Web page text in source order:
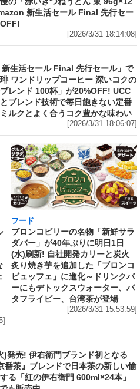
新生活セール Final 先行セー
[2026/3/31 18:14:08]
新生活セール Final 先行セール」で
琲 ワンドリップコーヒー 深いコクの
レンド 100杯」が20%OFF! UCC
ブレンド技術で毎日飽きない定番
ルクとよく合うコク豊かな味わい
[2026/3/31 18:06:07]
フード
ブロンコビリーの名物「新鮮サラ
ダバー」が40年ぶりに明日1日
(水)刷新! 自社開発カリーと炭火
炙り焼き芋を追加した「ブロンコ
ビュッフェ」に進化～ドリンクバ
ーにもデトックスウォーター、バ
タフライピー、台湾茶が登場
[2026/3/31 15:53:59]
)発売! 伊右衛門ブランド初となる
番茶』ブレンドで日本茶の新しい愉
る「紅の伊右衛門 600ml×24本」